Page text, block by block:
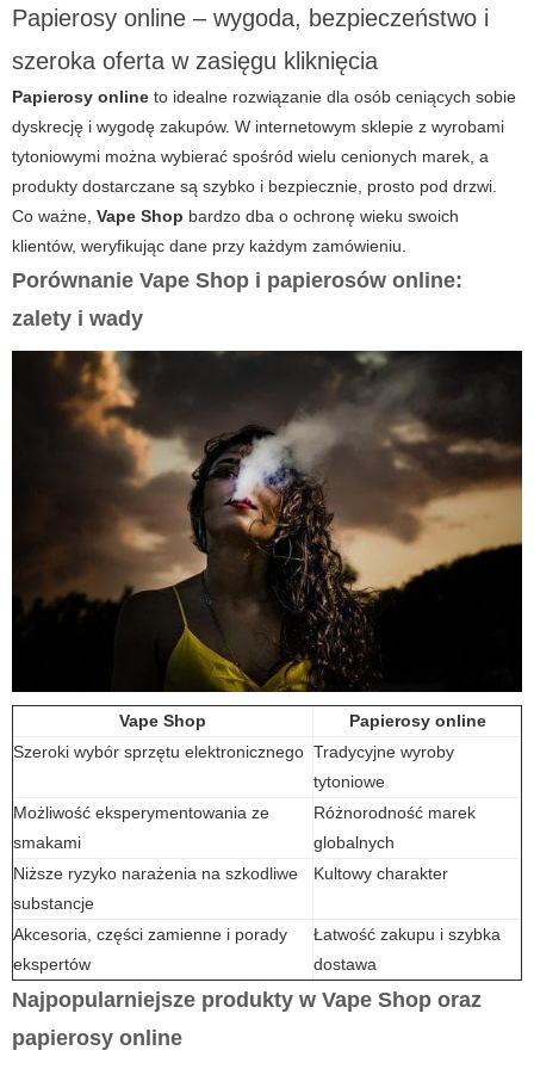
Papierosy online – wygoda, bezpieczeństwo i
szeroka oferta w zasięgu kliknięcia
Papierosy online to idealne rozwiązanie dla osób ceniących sobie
dyskrecję i wygodę zakupów. W internetowym sklepie z wyrobami
tytoniowymi można wybierać spośród wielu cenionych marek, a
produkty dostarczane są szybko i bezpiecznie, prosto pod drzwi.
Co ważne, Vape Shop bardzo dba o ochronę wieku swoich
klientów, weryfikując dane przy każdym zamówieniu.
Porównanie Vape Shop i papierosów online:
zalety i wady
Vape Shop
Papierosy online
Szeroki wybór sprzętu elektronicznego Tradycyjne wyroby
tytoniowe
Możliwość eksperymentowania ze
smakami
Różnorodność marek
globalnych
Niższe ryzyko narażenia na szkodliwe
substancje
Kultowy charakter
Akcesoria, części zamienne i porady
ekspertów
Łatwość zakupu i szybka
dostawa
Najpopularniejsze produkty w Vape Shop oraz
papierosy online